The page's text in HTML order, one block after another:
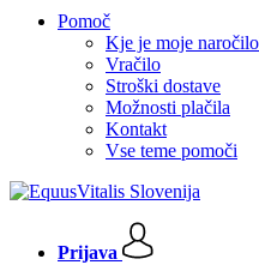
Pomoč
Kje je moje
Vračilo
Stroški dostave
Možnosti plačila
Kontakt
Vse teme pomoči
Prijava